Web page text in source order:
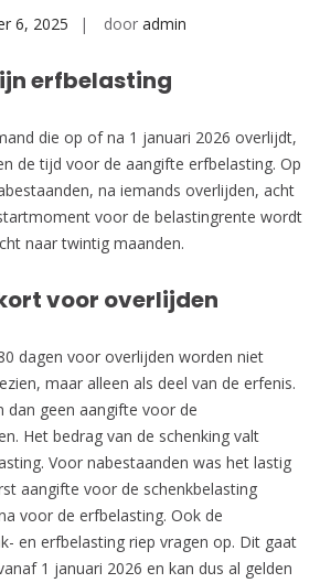
6, 2025 door admin
erfbelasting
die op of na 1 januari 2026 overlijdt,
de tijd voor de aangifte erfbelasting. Op
na iemands overlijden, acht
voor de belastingrente wordt
naar twintig maanden.
voor overlijden
dagen voor overlijden worden niet
maar alleen als deel van de erfenis.
dan geen aangifte voor de
Het bedrag van de schenking valt
Voor nabestaanden was het lastig
aangifte voor de schenkbelasting
voor de erfbelasting. Ook de
en erfbelasting riep vragen op. Dit gaat
1 januari 2026 en kan dus al gelden